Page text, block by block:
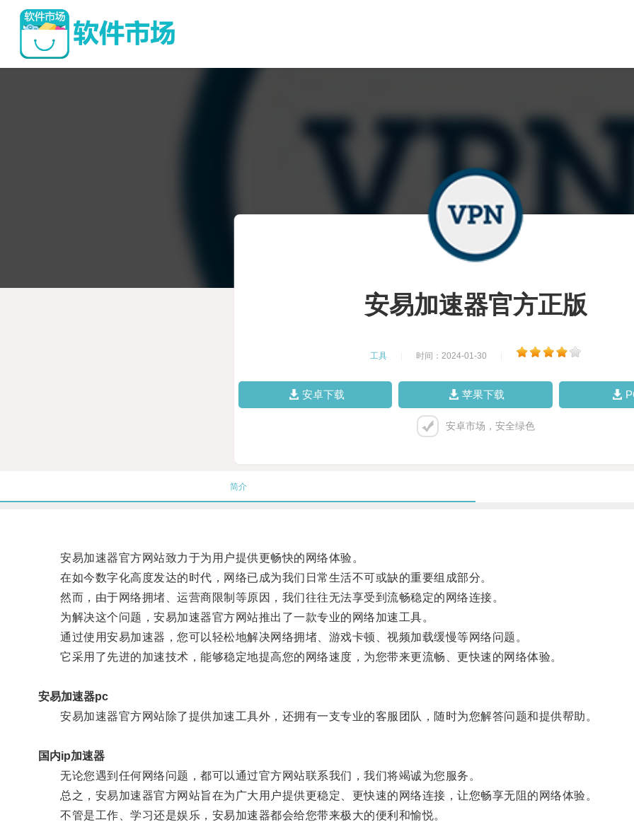
安易加速器官方正版
工具 时间：2024-01-30
安卓下载 苹果下载
安卓市场，安全绿色
简介
安易加速器官方网站致力于为用户提供更畅快的网络体验。
在如今数字化高度发达的时代，网络已成为我们日常生活不可或缺的重要组成部分。
然而，由于网络拥堵、运营商限制等原因，我们往往无法享受到流畅稳定的网络连接。
为解决这个问题，安易加速器官方网站推出了一款专业的网络加速工具。
通过使用安易加速器，您可以轻松地解决网络拥堵、游戏卡顿、视频加载缓慢等网络问题。
它采用了先进的加速技术，能够稳定地提高您的网络速度，为您带来更流畅、更快速的网络体验。
安易加速器pc
安易加速器官方网站除了提供加速工具外，还拥有一支专业的客服团队，随时为您解答问题和提供帮助。
国内ip加速器
无论您遇到任何网络问题，都可以通过官方网站联系我们，我们将竭诚为您服务。
总之，安易加速器官方网站旨在为广大用户提供更稳定、更快速的网络连接，让您畅享无阻的网络体验。
不管是工作、学习还是娱乐，安易加速器都会给您带来极大的便利和愉悦。